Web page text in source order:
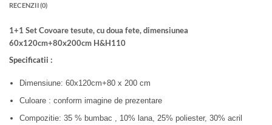
RECENZII (0)
1+1 Set Covoare tesute, cu doua fete, dimensiunea
60x120cm+80x200cm H&H110
Specificatii :
Dimensiune: 60x120cm+80 x 200 cm
Culoare : conform imagine de prezentare
Compozitie: 35 % bumbac , 10% lana, 25% poliester, 30% acril